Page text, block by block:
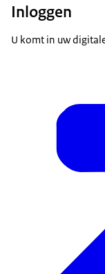
Inloggen
U komt in uw